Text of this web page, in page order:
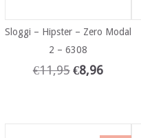
Sloggi – Hipster – Zero Modal
2 – 6308
€11,95 €8,96